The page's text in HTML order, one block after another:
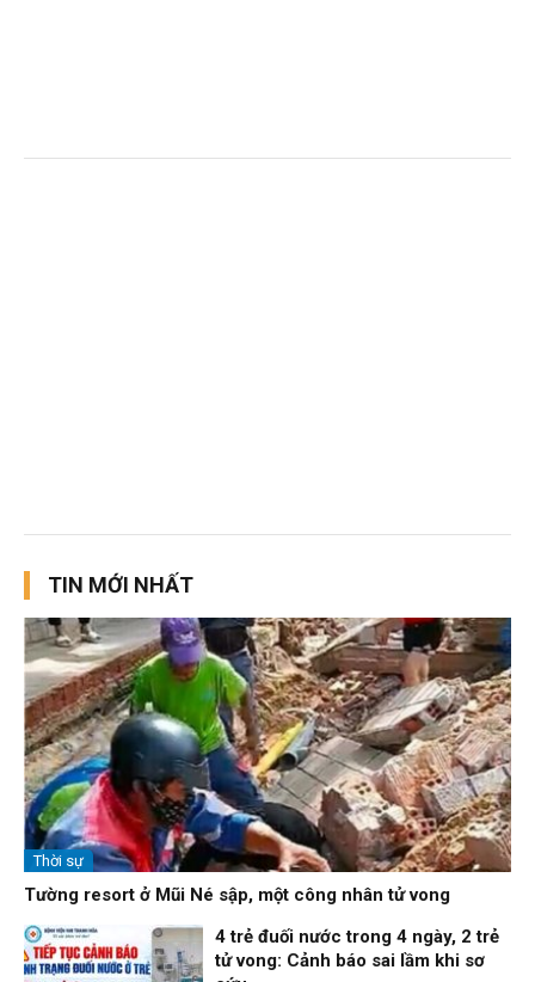
TIN MỚI NHẤT
Thời sự
Tường resort ở Mũi Né sập, một công nhân tử vong
4 trẻ đuối nước trong 4 ngày, 2 trẻ
tử vong: Cảnh báo sai lầm khi sơ